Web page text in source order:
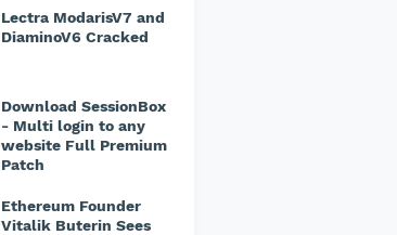
Lectra ModarisV7 and
DiaminoV6 Cracked
Download SessionBox
- Multi login to any
website Full Premium
Patch
Ethereum Founder
Vitalik Buterin Sees